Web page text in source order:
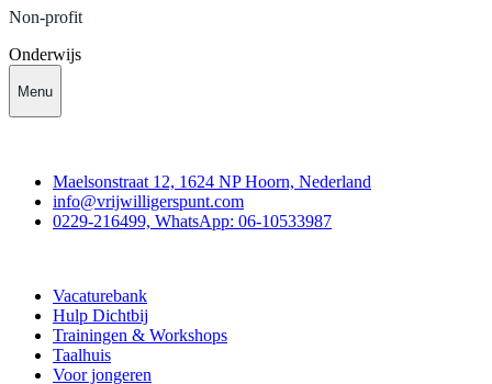
Non-profit
Onderwijs
Menu
Maelsonstraat 12, 1624 NP Hoorn, Nederland
info@vrijwilligerspunt.com
0229-216499, WhatsApp: 06-10533987
Vacaturebank
Hulp Dichtbij
Trainingen & Workshops
Taalhuis
Voor jongeren